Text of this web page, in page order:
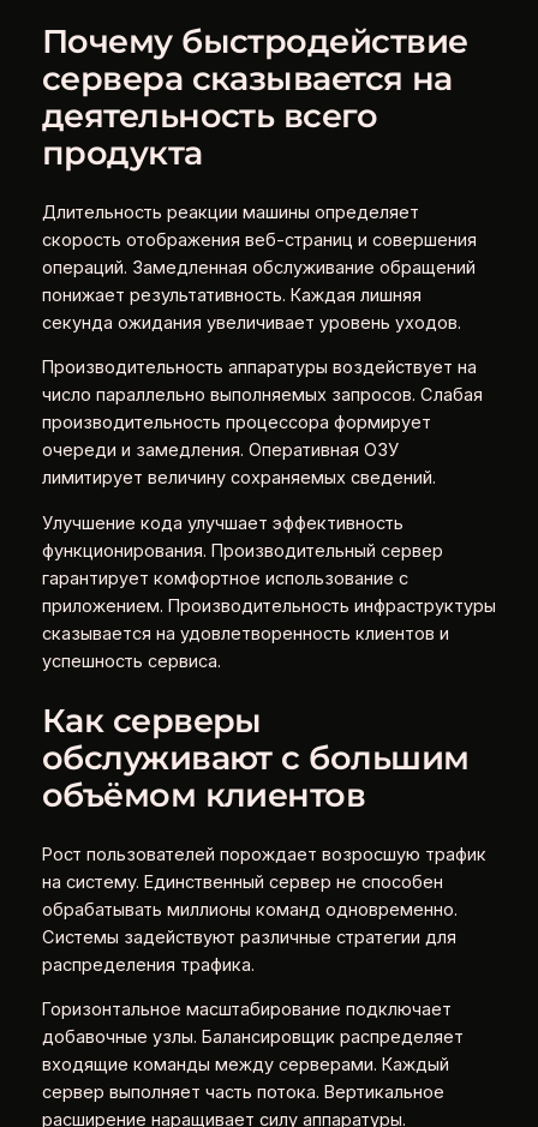
Почему быстродействие
сервера сказывается на
деятельность всего
продукта
Длительность реакции машины определяет
скорость отображения веб-страниц и совершения
операций. Замедленная обслуживание обращений
понижает результативность. Каждая лишняя
секунда ожидания увеличивает уровень уходов.
Производительность аппаратуры воздействует на
число параллельно выполняемых запросов. Слабая
производительность процессора формирует
очереди и замедления. Оперативная ОЗУ
лимитирует величину сохраняемых сведений.
Улучшение кода улучшает эффективность
функционирования. Производительный сервер
гарантирует комфортное использование с
приложением. Производительность инфраструктуры
сказывается на удовлетворенность клиентов и
успешность сервиса.
Как серверы
обслуживают с большим
объёмом клиентов
Рост пользователей порождает возросшую трафик
на систему. Единственный сервер не способен
обрабатывать миллионы команд одновременно.
Системы задействуют различные стратегии для
распределения трафика.
Горизонтальное масштабирование подключает
добавочные узлы. Балансировщик распределяет
входящие команды между серверами. Каждый
сервер выполняет часть потока. Вертикальное
расширение наращивает силу аппаратуры.